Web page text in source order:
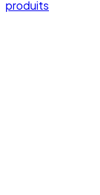
produits